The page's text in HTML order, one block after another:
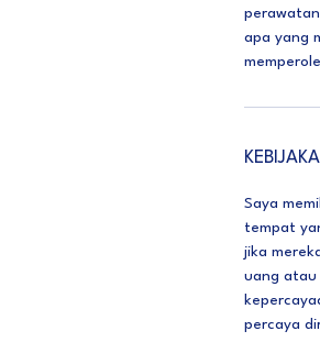
apa yang
Saya
tempat
jika
uang atau
percaya